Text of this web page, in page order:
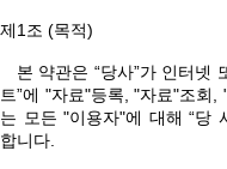
제1조 (목적)
본 약관은 “당사”가 인터넷
트”에 "자료"등록, "자료"조회
는 모든 "이용자"에 대해 “당
합니다.